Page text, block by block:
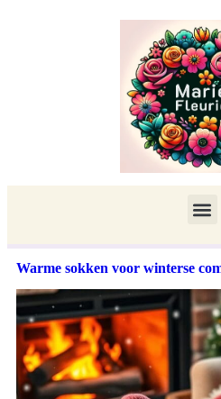
Warme sokken voor winterse